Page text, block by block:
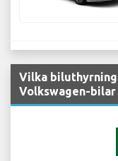
Vilka
Volkswagen-bilar